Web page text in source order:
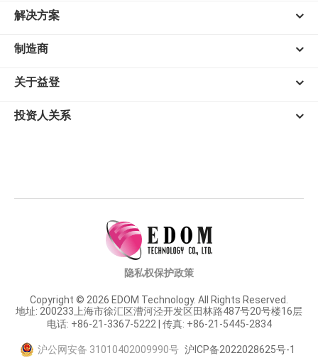
解决方案
制造商
关于益登
投资人关系
Copyright © 2026 EDOM Technology. All Rights Reserved.
地址: 200233上海市徐汇区漕河泾开发区田林路487号20号楼16层
电话: +86-21-3367-5222 | 传真: +86-21-5445-2834
沪公网安备 31010402009990号 沪ICP备2022028625号-1
隐私权保护政策